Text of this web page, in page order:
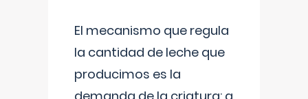
El mecanismo que regula
la cantidad de leche que
producimos es la